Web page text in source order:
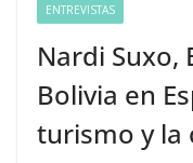
ENTREVISTAS
Nardi Suxo,
Bolivia en
turismo y la